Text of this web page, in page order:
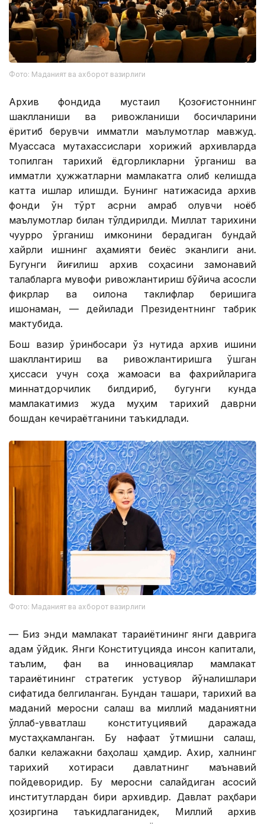
Фото: Маданият ва ахборот вазирлиги
Архив фондида мустақил Қозоғистоннинг
шаклланиши ва ривожланиши босқичларини
ёритиб берувчи қимматли маълумотлар мавжуд.
Муассаса мутахассислари хорижий архивларда
топилган тарихий ёдгорликларни ўрганиш ва
қимматли ҳужжатларни мамлакатга олиб келишда
катта ишлар қилишди. Бунинг натижасида архив
фонди ўн тўрт асрни қамраб олувчи ноёб
маълумотлар билан тўлдирилди. Миллат тарихини
чуқурроқ ўрганиш имконини берадиган бундай
хайрли ишнинг аҳамияти беқиёс эканлиги аниқ.
Бугунги йиғилиш архив соҳасини замонавий
талабларга мувофиқ ривожлантириш бўйича асосли
фикрлар ва оқилона таклифлар беришига
ишонаман, — дейилади Президентнинг табрик
мактубида.
Бош вазир ўринбосари ўз нутқида архив ишини
шакллантириш ва ривожлантиришга қўшган
ҳиссаси учун соҳа жамоаси ва фахрийларига
миннатдорчилик билдириб, бугунги кунда
мамлакатимиз жуда муҳим тарихий даврни
бошдан кечираётганини таъкидлади.
Фото: Маданият ва ахборот вазирлиги
— ​​Биз энди мамлакат тараққиётининг янги даврига
қадам қўйдик. Янги Конституцияда инсон капитали,
таълим, фан ва инновациялар мамлакат
тараққиётининг стратегик устувор йўналишлари
сифатида белгиланган. Бундан ташқари, тарихий ва
маданий меросни сақлаш ва миллий маданиятни
қўллаб-қувватлаш конституциявий даражада
мустаҳкамланган. Бу нафақат ўтмишни сақлаш,
балки келажакни баҳолаш ҳамдир. Ахир, халқнинг
тарихий хотираси давлатнинг маънавий
пойдеворидир. Бу меросни сақлайдиган асосий
институтлардан бири архивдир. Давлат раҳбари
ҳозиргина таъкидлаганидек, Миллий архив